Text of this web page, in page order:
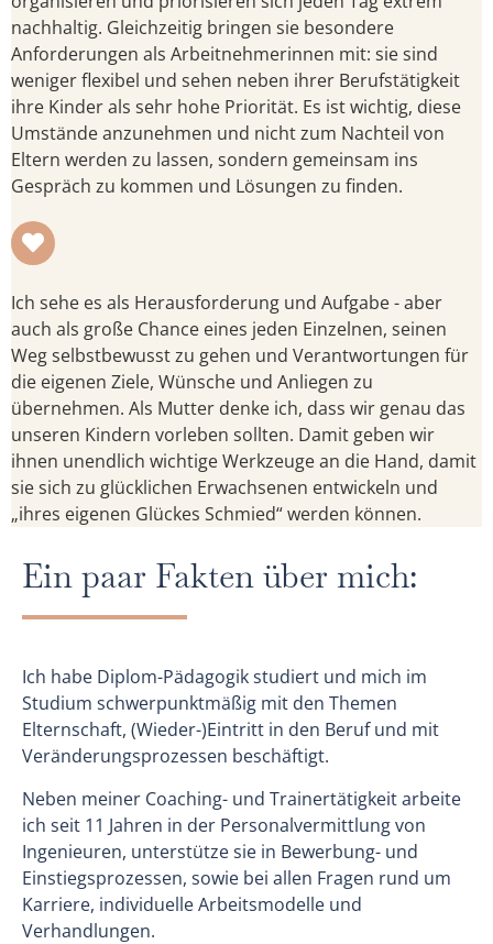
nachhaltig. Gleichzeitig bringen sie besondere
Anforderungen als Arbeitnehmerinnen mit: sie sind
weniger flexibel und sehen neben ihrer Berufstätigkeit
ihre Kinder als sehr hohe Priorität. Es ist wichtig, diese
Umstände anzunehmen und nicht zum Nachteil von
Eltern werden zu lassen, sondern gemeinsam ins
Gespräch zu kommen und Lösungen zu finden.
Ich sehe es als Herausforderung und Aufgabe - aber
auch als große Chance eines jeden Einzelnen, seinen
Weg selbstbewusst zu gehen und Verantwortungen für
die eigenen Ziele, Wünsche und Anliegen zu
übernehmen. Als Mutter denke ich, dass wir genau das
unseren Kindern vorleben sollten. Damit geben wir
ihnen unendlich wichtige Werkzeuge an die Hand, damit
sie sich zu glücklichen Erwachsenen entwickeln und
„ihres eigenen Glückes Schmied“ werden können.
​​​Ein paar Fakten über mich:
Ich habe Diplom-Pädagogik studiert und mich im
Studium schwerpunktmäßig mit den Themen
Elternschaft, (Wieder-)Eintritt in den Beruf und mit
Veränderungsprozessen beschäftigt.
Neben meiner Coaching- und Trainertätigkeit arbeite
ich seit 11 Jahren in der Personalvermittlung von
Ingenieuren, unterstütze sie in Bewerbung- und
Einstiegsprozessen, sowie bei allen Fragen rund um
Karriere, individuelle Arbeitsmodelle und
Verhandlungen.